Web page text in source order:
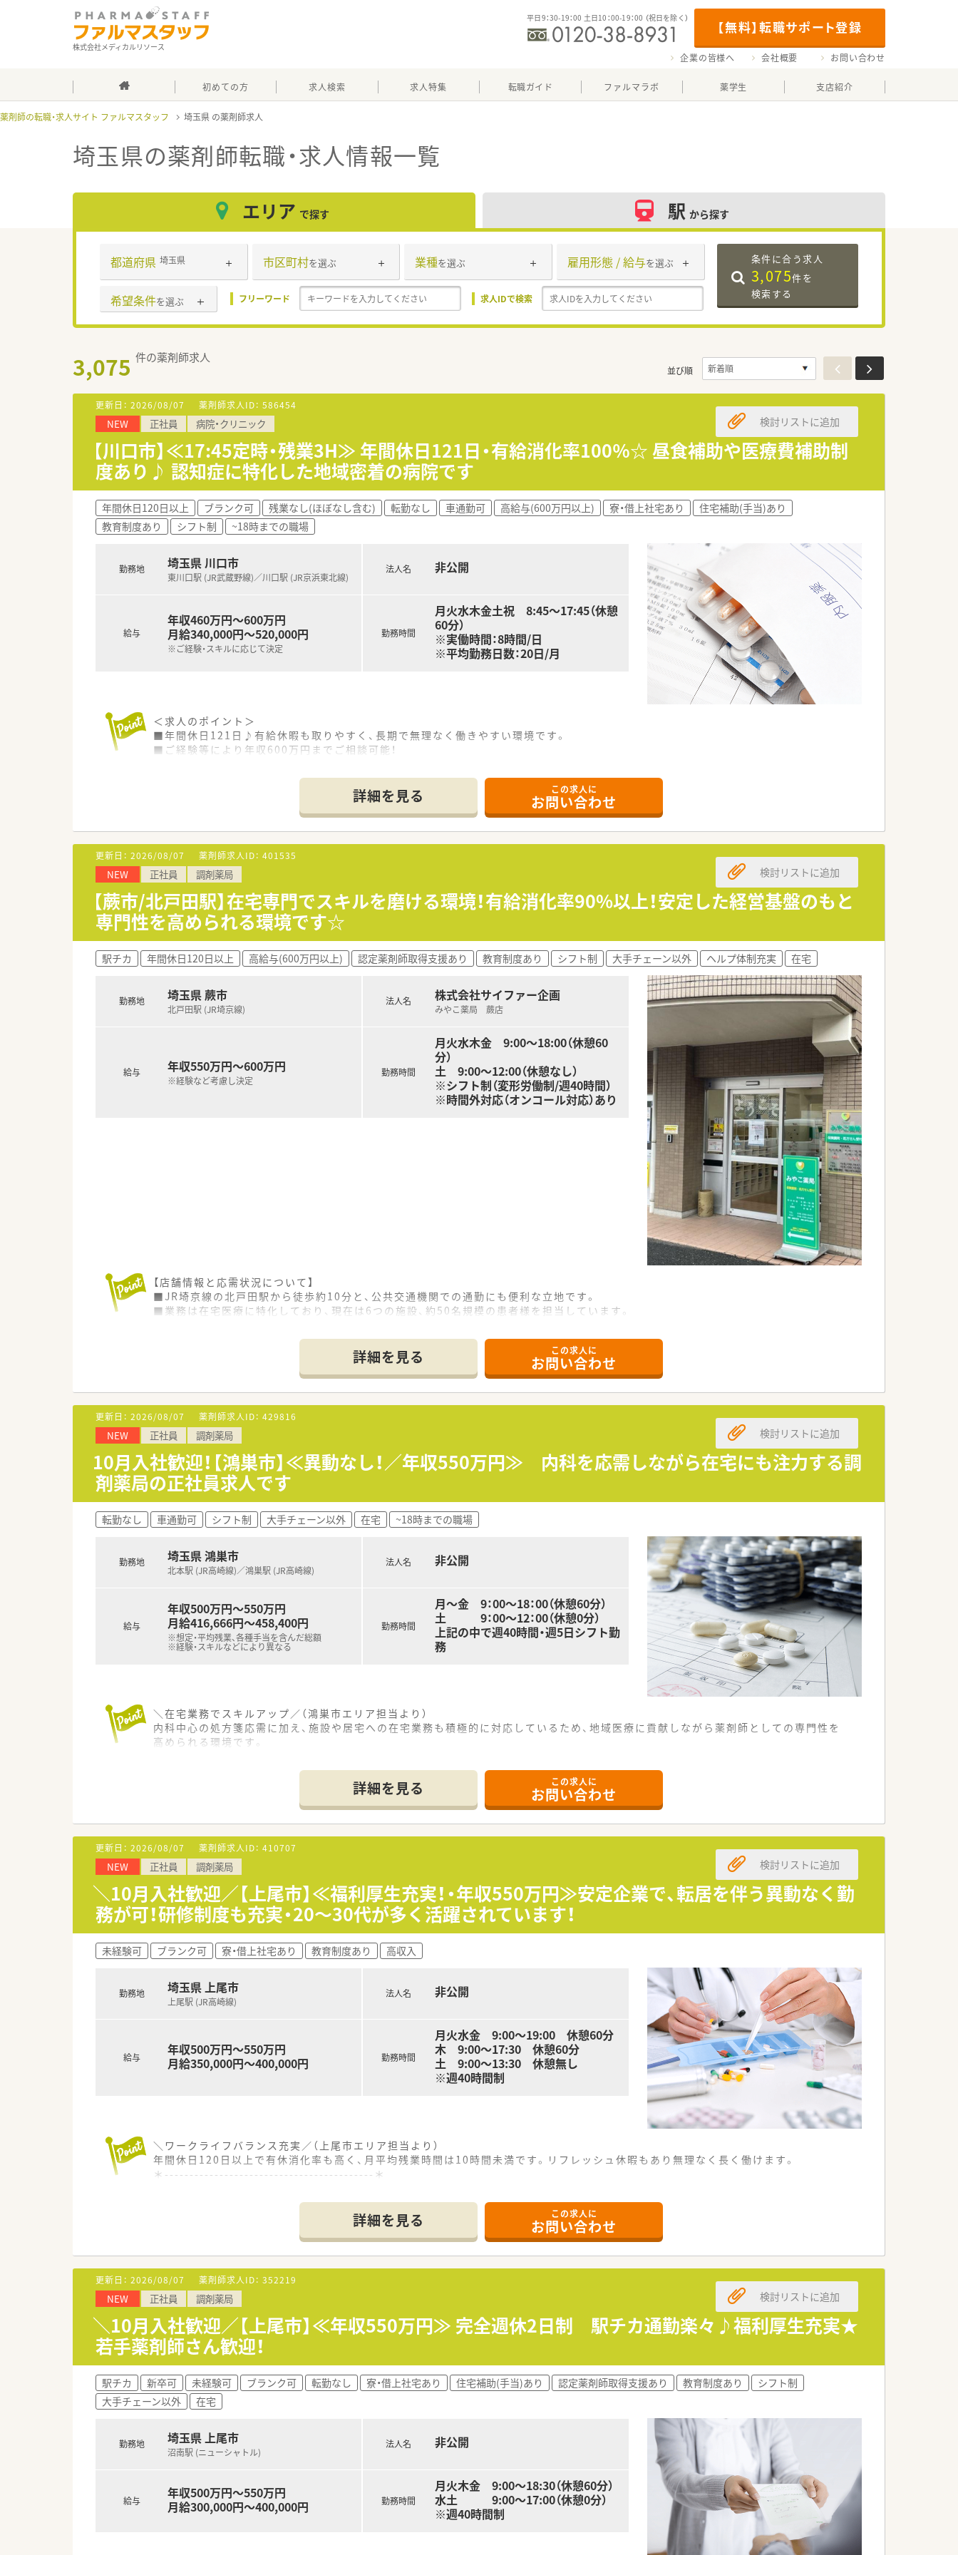
株式会社メディカルリソース
【無料】転職サポート登録
平日9：30-19：00 土日10：00-19：00 （祝日を除く）
企業の皆様へ 会社概要 お問い合わせ
初めての方 求人検索 求人特集 転職ガイド ファルマラボ 薬学生 支店紹介
薬剤師の転職・求人サイト ファルマスタッフ 埼玉県
埼玉県の薬剤師転職・求人情報一覧
エリア で探す 駅 から探す
都道府県 埼玉県 市区町村を選ぶ 業種を選ぶ 雇用形態 / 給与を選ぶ
希望条件を選ぶ フリーワード 求人IDで検索
条件に合う求人
3,075件を
検索する
3,075 件の薬剤師求人
並び順
更新日： 2026/08/07 薬剤師求人ID： 586454
NEW 正社員 病院・クリニック
【川口市】≪17:45定時・残業3H≫ 年間休日121日・有給消化率100％☆ 昼食補助や医療費補助制
度あり♪ 認知症に特化した地域密着の病院です
検討リストに追加
年間休日120日以上 ブランク可 残業なし(ほぼなし含む) 転勤なし 車通勤可 高給与(600万円以上) 寮・借上社宅あり
住宅補助(手当)あり
教育制度あり
シフト制 ~18時までの職場
勤務地 埼玉県 川口市
東川口駅 (JR武蔵野線)／川口駅 (JR京浜東北線)
給与
年収460万円～600万円
月給340,000円～520,000円
※ご経験・スキルに応じて決定
法人名 非公開
勤務時間
月火水木金土祝 8:45～17:45（休憩
60分）
※実働時間：8時間/日
※平均勤務日数：20日/月
＜求人のポイント＞
■年間休日121日♪有給休暇も取りやすく、長期で無理なく働きやすい環境です。
■ご経験等により年収600万円までご相談可能！
■埼玉県川口市にある病院です。特に「認知症」に特化した医療と介護を提供しているのが特徴です！
■東川口駅からバスで8分くらいの立地で、お車での通勤も可能です♪
■薬剤師は現在5名在籍しており30代～70代の方が活躍されています！
■お薬の品目は約200～300種類。内服・外用処方箋で月3,500枚程度、注射処方箋で月3,000枚程度になります。
詳細を見る この求人に
お問い合わせ
更新日： 2026/08/07 薬剤師求人ID： 401535
NEW 正社員 調剤薬局
【蕨市/北戸田駅】在宅専門でスキルを磨ける環境！有給消化率90%以上！安定した経営基盤のもと
専門性を高められる環境です☆
検討リストに追加
駅チカ 年間休日120日以上 高給与(600万円以上) 認定薬剤師取得支援あり 教育制度あり シフト制 大手チェーン以外 ヘルプ体制充実 在宅
勤務地 埼玉県 蕨市
北戸田駅 (JR埼京線)
給与 年収550万円～600万円
※経験など考慮し決定
法人名 株式会社サイファー企画
みやこ薬局 蕨店
勤務時間
月火水木金 9:00～18:00（休憩60
分）
土 9:00～12:00（休憩なし）
※シフト制（変形労働制/週40時間）
※時間外対応（オンコール対応）あり
【店舗情報と応需状況について】
■JR埼京線の北戸田駅から徒歩約10分と、公共交通機関での通勤にも便利な立地です。
■業務は在宅医療に特化しており、現在は6つの施設、約50名規模の患者様を担当しています。
■埼玉県を中心に東京都や千葉県にも店舗を展開し、地域に根差した薬局作りを目指しています。
■母体が医薬品卸の会社で経営基盤が安定しており、安心して長く勤務できます。
■約20年にわたる在宅事業の実績があり、埼玉県における在宅医療の先駆的企業です。
【こんな取り組みをしています】
■「お薬見守り隊」として地域に密着し、患者様一人ひとりに寄り添う医療を提供しています。
■学会参加費用の補助など、薬剤師としてのスキルアップや自己研鑽を積極的に支援します。
■iPadを活用した訪問薬剤管理指導支援システムを導入し、質の高い在宅医療を追求しています。
【職場環境と雰囲気】
■グループホームと同じ建物内にあり、築年数が浅く非常に綺麗で快適な職場環境です。
■全自動分包機や監査システムなど最新の設備を導入し、業務の効率化を推進しています。
■電子薬歴や一包化監査支援システムなど、安全かつ効率的に業務を行える設備が整っています。
詳細を見る この求人に
お問い合わせ
更新日： 2026/08/07 薬剤師求人ID： 429816
NEW 正社員 調剤薬局
10月入社歓迎！【鴻巣市】≪異動なし！／年収550万円≫ 内科を応需しながら在宅にも注力する調
剤薬局の正社員求人です
検討リストに追加
転勤なし 車通勤可 シフト制 大手チェーン以外 在宅 ~18時までの職場
勤務地 埼玉県 鴻巣市
北本駅 (JR高崎線)／鴻巣駅 (JR高崎線)
給与
年収500万円～550万円
月給416,666円～458,400円
※想定・平均残業、各種手当を含んだ総額
※経験・スキルなどにより異なる
法人名 非公開
勤務時間
月～金 9：00～18：00（休憩60分）
土 9：00～12：00（休憩0分）
上記の中で週40時間・週5日シフト勤
務
＼在宅業務でスキルアップ／（鴻巣市エリア担当より）
内科中心の処方箋応需に加え、施設や居宅への在宅業務も積極的に対応しているため、地域医療に貢献しながら薬剤師としての専門性を
高められる環境です。
■最寄り駅の鴻巣駅および北本駅から車で15分ほどに位置しており、マイカー通勤が可能な調剤薬局です。
■近隣医療機関からの内科中心の処方箋を1日あたり約80枚応需するほか、施設や居宅の在宅業務も対応します。
■薬剤師は常勤3名とパート2名が在籍し、常時3名体制と処方箋枚数に対して手厚い人員配置を敷いています。
【法人特徴について】
■埼玉県内において調剤薬局を数店舗展開し、地域住民の健康と安心をサポートしている安定志向の企業です。
■処方箋に基づく調剤業務だけでなく医薬品の販売事業も展開しており、多角的なアプローチで経営は安定しています。
■従業員が安心して長く働ける環境づくりを重視し、原則として転勤や異動を伴わない人員配置を行っています。
【やりがい/おすすめポイント】
■内科中心の処方箋対応と在宅業務の双方に携わることができ、薬剤師としての幅広い経験とスキルを磨けるやりがいです。
■処方箋枚数に対して手厚い人員体制が敷かれているため、患者様一人ひとりに対して丁寧に服薬指導できる点が魅力です。
■18時までの勤務で残業も少なく、お休みもしっかり取れるため、仕事の充実とプライベートの両立が叶うおすすめの環境です。
【想定される業務内容】
■内科中心の処方箋に基づく正確な調剤業務や監査、患者様への丁寧な服薬指導および薬歴管理等を実施します。
■個人宅への居宅訪問や施設への在宅業務にも携わり、患者様の生活環境に合わせたきめ細やかなお薬の管理を行います。
■薬局内での医薬品販売に関するご相談対応など、地域の皆様の健康に関する幅広いニーズにお応えする業務です。
詳細を見る この求人に
お問い合わせ
更新日： 2026/08/07 薬剤師求人ID： 410707
NEW 正社員 調剤薬局
＼10月入社歓迎／【上尾市】≪福利厚生充実！・年収550万円≫安定企業で、転居を伴う異動なく勤
務が可！研修制度も充実・20～30代が多く活躍されています！
検討リストに追加
未経験可 ブランク可 寮・借上社宅あり 教育制度あり 高収入
勤務地 埼玉県 上尾市
上尾駅 (JR高崎線)
給与
年収500万円～550万円
月給350,000円～400,000円
法人名 非公開
勤務時間
月火水金 9:00～19:00 休憩60分
木 9:00〜17:30 休憩60分
土 9:00～13:30 休憩無し
※週40時間制
＼ワークライフバランス充実／（上尾市エリア担当より）
年間休日120日以上で有休消化率も高く、月平均残業時間は10時間未満です。リフレッシュ休暇もあり無理なく長く働けます。
＊------------------------------------------＊
【店舗情報と応需状況について】
■上尾駅から車で10分の立地にあり、1日約60枚の処方箋を応需する調剤薬局の求人です。
■詳細な応需科目や現在の開局時間については、お問い合わせに応じて個別にご案内いたします。
■詳しい勤務者数は配属先により異なりますが、人員配置が手厚い店舗での初期研修があります。
【勤務実態について】
■全社における月の平均残業時間は10時間未満に抑えられており、残業代は1分単位で支給されます。
■店舗同士の距離が近いため急なお休みの際もヘルプを出しやすく、有給休暇が取得しやすい環境です。
■有休を消化しきれなかった場合には寸志が支給される制度もあり、社員の働きやすさを追求しています。
【こんな方にオススメ】
■オンとオフのメリハリをつけて働きたい方や、残業が少なくプライベートの時間を大切にしたい方に最適です。
■充実した研修制度や外部講師を招いた講演会を通じて、薬剤師としての専門性を継続して高めたい方。
■風通しの良い環境で自分の意見を発信し、会社の運営や様々なプロジェクトに主体的に関わりたい方。
■ノルマやペナルティに追われることなく、患者様の健康を第一に考えた理想の服薬指導を実践できます。
■現場と経営層の距離が非常に近く、一人ひとりの声が会社の制度や店舗運営に反映されやすい環境です。
■借上げ社宅制度や独自の有休消化サポートなど、社員の生活を多角的に守る手厚い福利厚生が大きな魅力です。
詳細を見る この求人に
お問い合わせ
更新日： 2026/08/07 薬剤師求人ID： 352219
NEW 正社員 調剤薬局
＼10月入社歓迎／【上尾市】≪年収550万円≫ 完全週休2日制 駅チカ通勤楽々♪福利厚生充実★
若手薬剤師さん歓迎！
検討リストに追加
駅チカ 新卒可 未経験可 ブランク可 転勤なし 寮・借上社宅あり 住宅補助(手当)あり 認定薬剤師取得支援あり 教育制度あり
シフト制
大手チェーン以外
在宅
勤務地 埼玉県 上尾市
沼南駅 (ニューシャトル)
給与
年収500万円～550万円
月給300,000円～400,000円
法人名 非公開
勤務時間
月火木金 9:00～18:30（休憩60分）
水土 9:00〜17:00（休憩0分）
※週40時間制